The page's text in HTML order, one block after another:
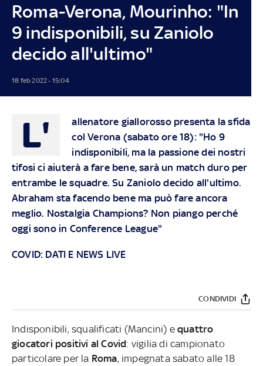
Roma-Verona, Mourinho: "In
9 indisponibili, su Zaniolo
decido all'ultimo"
18 feb 2022 - 15:04
L'
allenatore giallorosso presenta la sfida
col Verona (sabato ore 18): "Ho 9
indisponibili, ma la passione dei nostri
tifosi ci aiuterà a fare bene, sarà un match duro per
entrambe le squadre. Su Zaniolo decido all'ultimo.
Abraham sta facendo bene ma può fare ancora
meglio. Nostalgia Champions? Non piango perché
oggi sono in Conference League"
COVID: DATI E NEWS LIVE
CONDIVIDI
Indisponibili, squalificati (Mancini) e quattro
giocatori positivi al Covid: vigilia di campionato
particolare per la Roma, impegnata sabato alle 18